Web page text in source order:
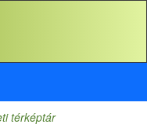
térképtár